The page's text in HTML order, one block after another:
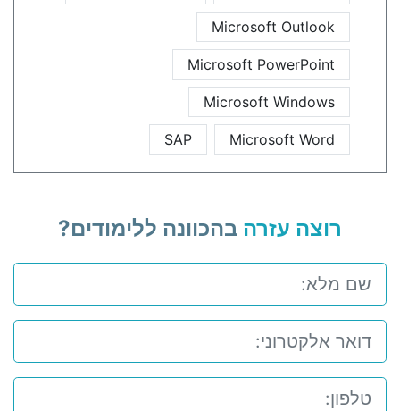
Microsoft Outlook
Microsoft PowerPoint
Microsoft Windows
Microsoft Word
SAP
רוצה עזרה בהכוונה ללימודים?